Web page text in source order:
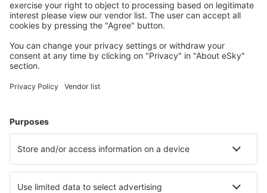
Copyright © eSky.ba. Sva prava zadržana.